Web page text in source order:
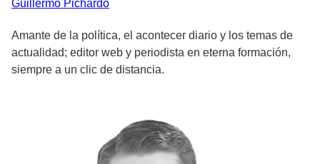
Guillermo Pichardo
Amante de la política, el acontecer diario y los temas de
actualidad; editor web y periodista en eterna formación,
siempre a un clic de distancia.